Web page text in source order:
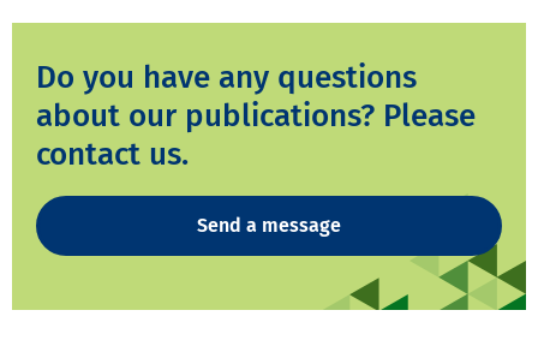
Do you have any questions
about our publications? Please
contact us.
Send a message